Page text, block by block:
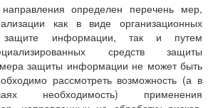
определен перечень мер,
как в виде организационных
защите информации, так и путем
средств защиты
защиты информации не может быть
рассмотреть возможность (а в
необходимость) применения